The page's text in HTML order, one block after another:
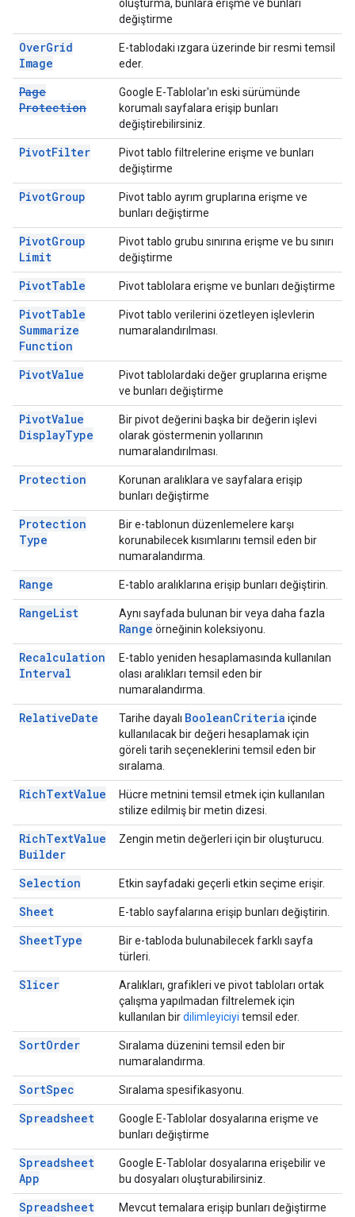
oluşturma, bunlara erişme ve bunları
değiştirme
OverGrid
Image
E-tablodaki ızgara üzerinde bir resmi temsil
eder.
Page
Protection
Google E-Tablolar'ın eski sürümünde
korumalı sayfalara erişip bunları
değiştirebilirsiniz.
PivotFilter
Pivot tablo filtrelerine erişme ve bunları
değiştirme
PivotGroup
Pivot tablo ayrım gruplarına erişme ve
bunları değiştirme
PivotGroup
Limit
Pivot tablo grubu sınırına erişme ve bu sınırı
değiştirme
PivotTable Pivot tablolara erişme ve bunları değiştirme
PivotTable
Summarize
Function
Pivot tablo verilerini özetleyen işlevlerin
numaralandırılması.
PivotValue
Pivot tablolardaki değer gruplarına erişme
ve bunları değiştirme
PivotValue
DisplayType
Bir pivot değerini başka bir değerin işlevi
olarak göstermenin yollarının
numaralandırılması.
Protection
Korunan aralıklara ve sayfalara erişip
bunları değiştirme
Protection
Type
Bir e-tablonun düzenlemelere karşı
korunabilecek kısımlarını temsil eden bir
numaralandırma.
Range E-tablo aralıklarına erişip bunları değiştirin.
RangeList Aynı sayfada bulunan bir veya daha fazla
Range örneğinin koleksiyonu.
Recalculation
Interval
E-tablo yeniden hesaplamasında kullanılan
olası aralıkları temsil eden bir
numaralandırma.
RelativeDate Tarihe dayalı BooleanCriteria içinde
kullanılacak bir değeri hesaplamak için
göreli tarih seçeneklerini temsil eden bir
sıralama.
RichTextValue
Hücre metnini temsil etmek için kullanılan
stilize edilmiş bir metin dizesi.
RichTextValue
Builder
Zengin metin değerleri için bir oluşturucu.
Selection Etkin sayfadaki geçerli etkin seçime erişir.
Sheet E-tablo sayfalarına erişip bunları değiştirin.
SheetType
Bir e-tabloda bulunabilecek farklı sayfa
türleri.
Slicer
Aralıkları, grafikleri ve pivot tabloları ortak
çalışma yapılmadan filtrelemek için
kullanılan birdilimleyiciyi temsil eder.
SortOrder
Sıralama düzenini temsil eden bir
numaralandırma.
SortSpec Sıralama spesifikasyonu.
Spreadsheet
Google E-Tablolar dosyalarına erişme ve
bunları değiştirme
Spreadsheet
App
Google E-Tablolar dosyalarına erişebilir ve
bu dosyaları oluşturabilirsiniz.
Spreadsheet
Mevcut temalara erişip bunları değiştirme